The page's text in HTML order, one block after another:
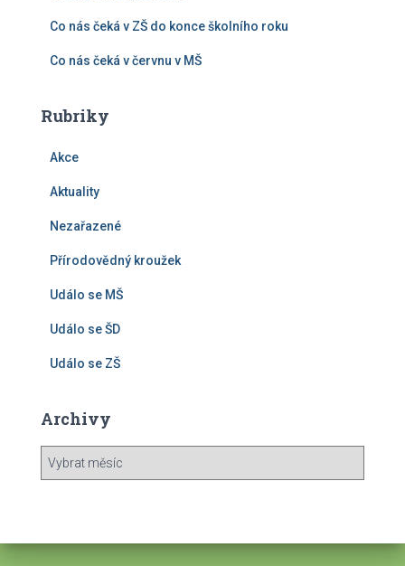
Co nás čeká v ZŠ do konce školního roku
Co nás čeká v červnu v MŠ
Rubriky
Akce
Aktuality
Nezařazené
Přírodovědný kroužek
Událo se MŠ
Událo se ŠD
Událo se ZŠ
Archivy